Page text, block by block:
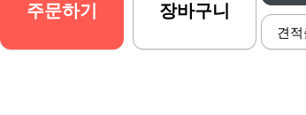
견적
주문하기 장바구니